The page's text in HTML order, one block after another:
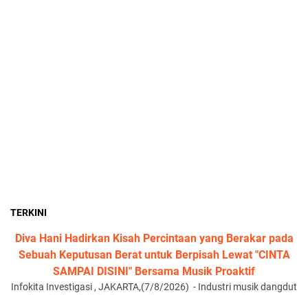
TERKINI
Diva Hani Hadirkan Kisah Percintaan yang Berakar pada
Sebuah Keputusan Berat untuk Berpisah Lewat "CINTA
SAMPAI DISINI" Bersama Musik Proaktif
Infokita Investigasi , JAKARTA,(7/8/2026) - Industri musik dangdut